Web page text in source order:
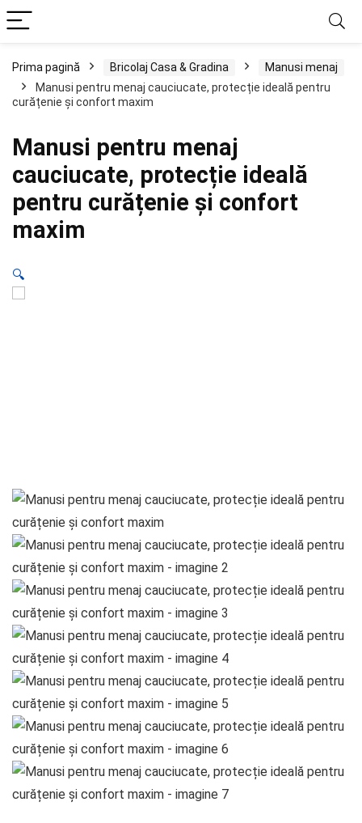
Prima pagină Bricolaj Casa & Gradina
Manusi menaj
Manusi pentru menaj cauciucate, protecție ideală pentru
curățenie și confort maxim
Manusi pentru menaj
cauciucate, protecție ideală
pentru curățenie și confort
maxim
🔍